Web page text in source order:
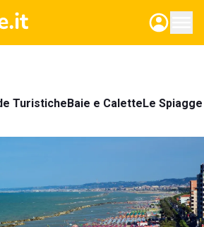
TuristicheBaie e CaletteLe